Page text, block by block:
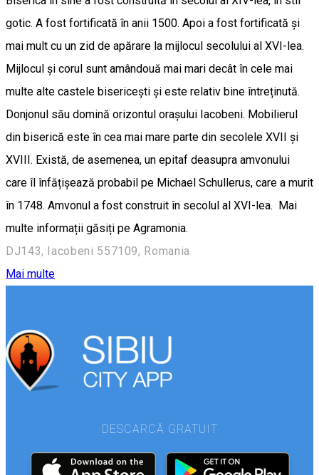
gotic. A fost fortificată în anii 1500. Apoi a fost fortificată și
mai mult cu un zid de apărare la mijlocul secolului al XVI-lea.
Mijlocul și corul sunt amândouă mai mari decât în cele mai
multe alte castele bisericești și este relativ bine întreținută.
Donjonul său domină orizontul orașului Iacobeni. Mobilierul
din biserică este în cea mai mare parte din secolele XVII și
XVIII. Există, de asemenea, un epitaf deasupra amvonului
care îl înfățișează probabil pe Michael Schullerus, care a murit
în 1748. Amvonul a fost construit în secolul al XVI-lea. Mai
multe informații găsiți pe Agramonia.
DJ143, Iacobeni 557109, Romania
Mai multe
DESCARCĂ GRATUIT